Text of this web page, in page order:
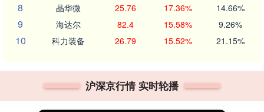
8 晶华微 25.76 17.36% 14.66%
9 海达尔 82.4 15.58% 9.26%
10 科力装备 26.79 15.52% 21.15%
沪深京行情 实时轮播